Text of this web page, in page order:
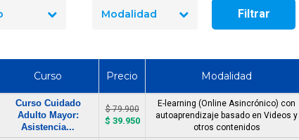
Modalidad Filtrar
Curso Precio Modalidad
Curso Cuidado
Adulto Mayor:
Asistencia...
$ 79.900
$ 39.950
E-learning (Online Asincrónico) con
autoaprendizaje basado en Videos y
otros contenidos